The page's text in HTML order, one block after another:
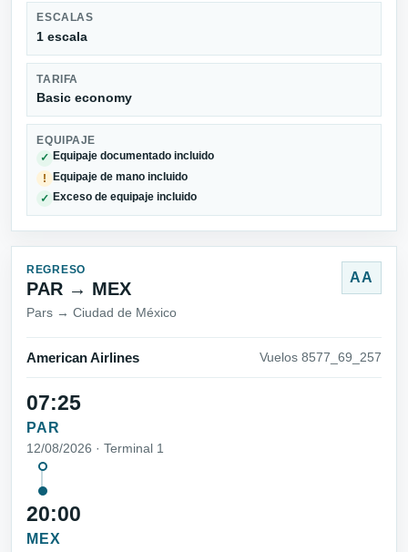
ESCALAS
1 escala
TARIFA
Basic economy
EQUIPAJE
✓ Equipaje documentado incluido
! Equipaje de mano incluido
✓ Exceso de equipaje incluido
REGRESO
PAR → MEX
Pars → Ciudad de México
AA
American Airlines Vuelos 8577_69_257
07:25
PAR
12/08/2026 · Terminal 1
20:00
MEX